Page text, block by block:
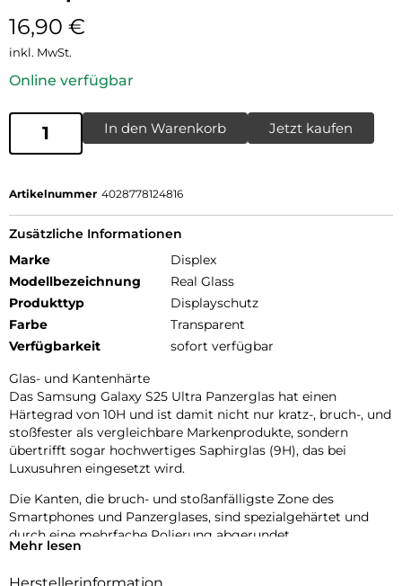
16,90 €
inkl. MwSt.
Online verfügbar
In den Warenkorb Jetzt kaufen
Artikelnummer 4028778124816
Zusätzliche Informationen
Marke
Displex
Modellbezeichnung
Real Glass
Produkttyp
Displayschutz
Farbe
Transparent
Verfügbarkeit
sofort verfügbar
Glas- und Kantenhärte
Das Samsung Galaxy S25 Ultra Panzerglas hat einen
Härtegrad von 10H und ist damit nicht nur kratz-, bruch-, und
stoßfester als vergleichbare Markenprodukte, sondern
übertrifft sogar hochwertiges Saphirglas (9H), das bei
Luxusuhren eingesetzt wird.
Die Kanten, die bruch- und stoßanfälligste Zone des
Smartphones und Panzerglases, sind spezialgehärtet und
durch eine mehrfache Polierung abgerundet.
Mehr lesen